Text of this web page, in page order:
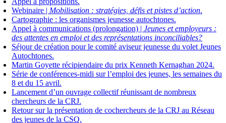
Webinaire | Mobilisation : stratégies, défis et pistes d’action.
Cartographie : les organismes jeunesse autochtones.
Appel à communications (prolongation) | Jeunes et employeurs :
des attentes en emploi et des représentations inconciliables?
Séjour de création pour le comité aviseur jeunesse du volet Jeunes
Autochtones.
Martin Goyette récipiendaire du prix Kenneth Kernaghan 2024.
Série de conférences-midi sur l’emploi des jeunes, les semaines du
8 et du 15 avril.
Lancement d’un ouvrage collectif réunissant de nombreux
chercheurs de la CRJ.
Retour sur la présentation de cochercheurs de la CRJ au Réseau
des jeunes de la CSQ.